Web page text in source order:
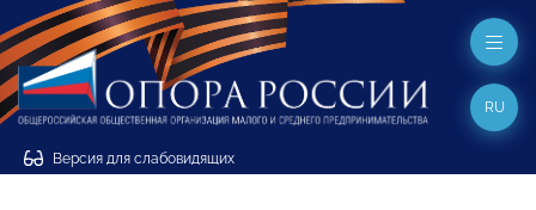
Версия для слабовидящих
RU